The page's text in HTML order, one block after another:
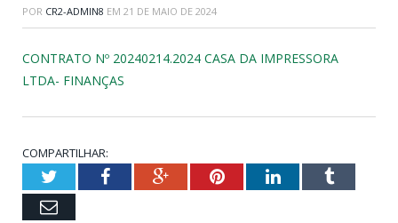
POR CR2-ADMIN8 EM 21 DE MAIO DE 2024
CONTRATO Nº 20240214.2024 CASA DA IMPRESSORA
LTDA- FINANÇAS
COMPARTILHAR:
TwitterFacebookGoogle+PinterestLinkedInTumblr
Email